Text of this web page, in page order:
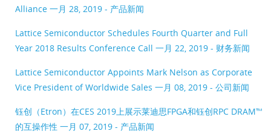
Alliance 一月 28, 2019 - 产品新闻
Lattice Semiconductor Schedules Fourth Quarter and Full
Year 2018 Results Conference Call 一月 22, 2019 - 财务新闻
Lattice Semiconductor Appoints Mark Nelson as Corporate
Vice President of Worldwide Sales 一月 08, 2019 - 公司新闻
钰创（Etron）在CES 2019上展示莱迪思FPGA和钰创RPC DRAM™
的互操作性 一月 07, 2019 - 产品新闻